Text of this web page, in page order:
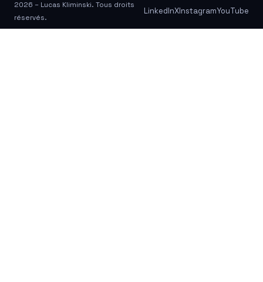
2026 – Lucas Kliminski. Tous droits
réservés.
LinkedInXInstagramYouTube